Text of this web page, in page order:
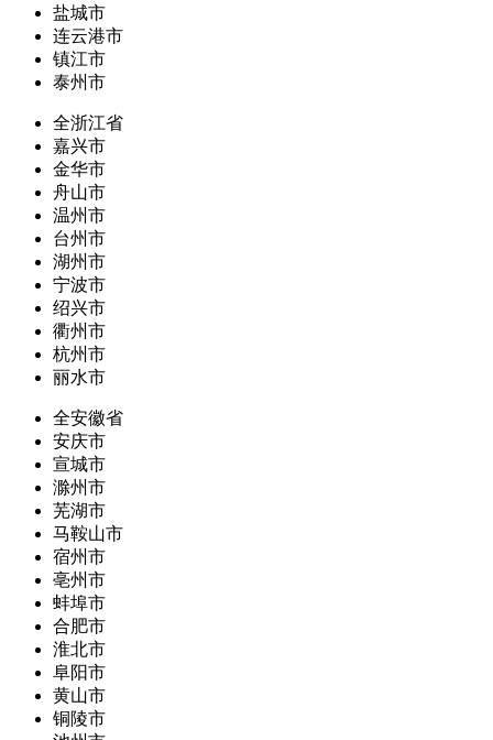
盐城市
连云港市
镇江市
泰州市
全浙江省
嘉兴市
金华市
舟山市
温州市
台州市
湖州市
宁波市
绍兴市
衢州市
杭州市
丽水市
全安徽省
安庆市
宣城市
滁州市
芜湖市
马鞍山市
宿州市
亳州市
蚌埠市
合肥市
淮北市
阜阳市
黄山市
铜陵市